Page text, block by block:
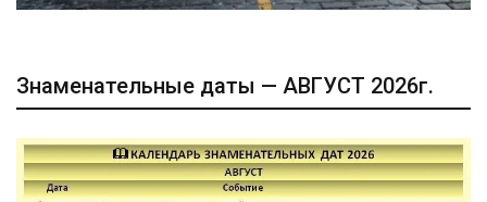
Знаменательные даты — АВГУСТ 2026г.